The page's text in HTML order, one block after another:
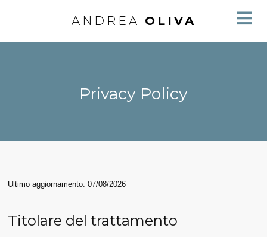
ANDREA OLIVA
Privacy Policy
Ultimo aggiornamento: 07/08/2026
Titolare del trattamento